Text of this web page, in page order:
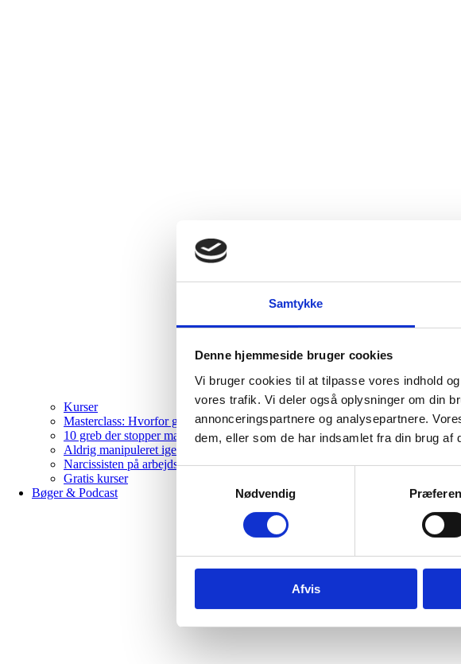
Samtykke
Denne hjemmeside bruger cookies
Vi bruger cookies til at tilpasse vores indhold
vores trafik. Vi deler også oplysninger om din
annonceringspartnere og analysepartnere.
dem, eller som de har indsamlet fra din brug af
Samtykkevalg
Nødvendig
Afvis
Kurser
Masterclass: Hvorfor går du ikke bare?
10 greb der stopper manipulation & psykologiske spil
Aldrig manipuleret igen – 12 ugers helingsforløb
Narcissisten på arbejdspladsen
Gratis kurser
Bøger & Podcast